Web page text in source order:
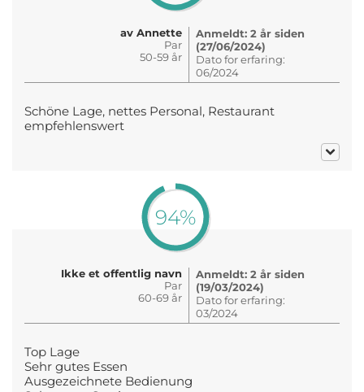
av Annette
Par
50-59 år
Anmeldt: 2 år siden
(27/06/2024)
Dato for erfaring:
06/2024
Schöne Lage, nettes Personal, Restaurant
empfehlenswert
94%
Ikke et offentlig navn
Par
60-69 år
Anmeldt: 2 år siden
(19/03/2024)
Dato for erfaring:
03/2024
Top Lage
Sehr gutes Essen
Ausgezeichnete Bedienung